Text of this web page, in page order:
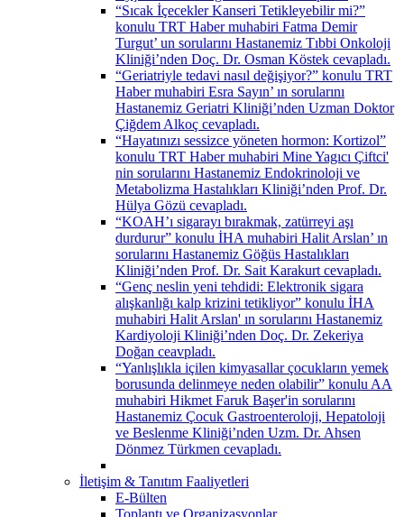
“Sıcak İçecekler Kanseri Tetikleyebilir mi?”
konulu TRT Haber muhabiri Fatma Demir
Turgut’ un sorularını Hastanemiz Tıbbi Onkoloji
Kliniği’nden Doç. Dr. Osman Köstek cevapladı.
“Geriatriyle tedavi nasıl değişiyor?” konulu TRT
Haber muhabiri Esra Sayın’ ın sorularını
Hastanemiz Geriatri Kliniği’nden Uzman Doktor
Çiğdem Alkoç cevapladı.
“Hayatınızı sessizce yöneten hormon: Kortizol”
konulu TRT Haber muhabiri Mine Yagıcı Çiftci'
nin sorularını Hastanemiz Endokrinoloji ve
Metabolizma Hastalıkları Kliniği’nden Prof. Dr.
Hülya Gözü cevapladı.
“KOAH’ı sigarayı bırakmak, zatürreyi aşı
durdurur” konulu İHA muhabiri Halit Arslan’ ın
sorularını Hastanemiz Göğüs Hastalıkları
Kliniği’nden Prof. Dr. Sait Karakurt cevapladı.
“Genç neslin yeni tehdidi: Elektronik sigara
alışkanlığı kalp krizini tetikliyor” konulu İHA
muhabiri Halit Arslan' ın sorularını Hastanemiz
Kardiyoloji Kliniği’nden Doç. Dr. Zekeriya
Doğan ceavpladı.
“Yanlışlıkla içilen kimyasallar çocukların yemek
borusunda delinmeye neden olabilir” konulu AA
muhabiri Hikmet Faruk Başer'in sorularını
Hastanemiz Çocuk Gastroenteroloji, Hepatoloji
ve Beslenme Kliniği’nden Uzm. Dr. Ahsen
Dönmez Türkmen cevapladı.
İletişim & Tanıtım Faaliyetleri
E-Bülten
Toplantı ve Organizasyonlar